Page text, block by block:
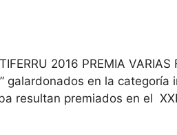
2016 PREMIA
galardonados en la
resultan premiados en el